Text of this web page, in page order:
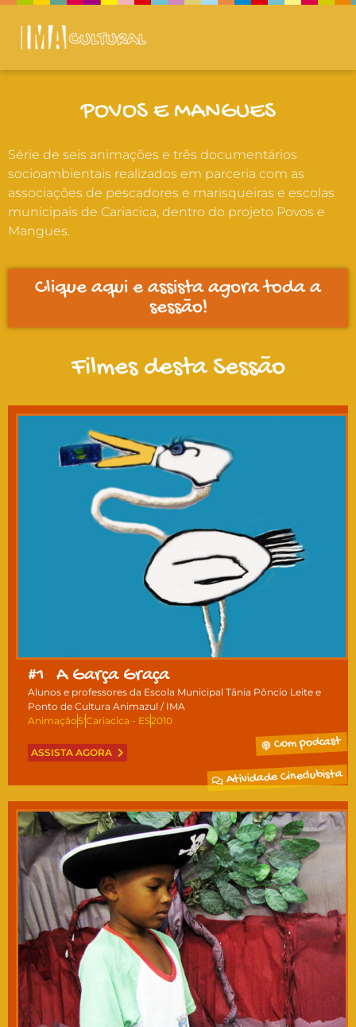
POVOS E MANGUES
Série de seis animações e três documentários
socioambientais realizados em parceria com as
associações de pescadores e marisqueiras e escolas
municipais de Cariacica, dentro do projeto Povos e
Mangues.
Clique aqui e assista agora toda a
sessão!
Filmes desta Sessão
#1 A Garça Graça
Alunos e professores da Escola Municipal Tânia Pôncio Leite e
Ponto de Cultura Animazul / IMA
Animação5'Cariacica - ES2010
ASSISTA AGORA Com podcast
Atividade Cineclubista